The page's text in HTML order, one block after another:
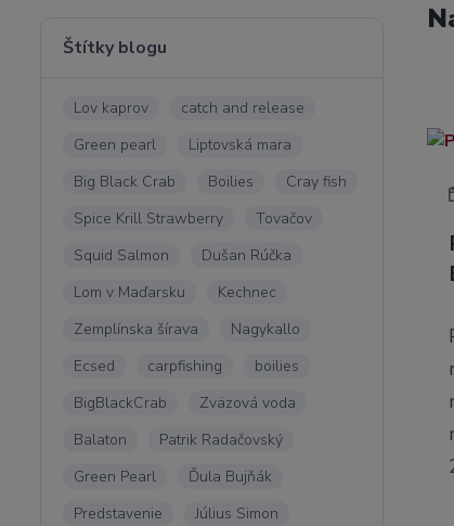
Štítky blogu
Lov kaprov
catch and release
Green pearl
Liptovská mara
Big Black Crab
Boilies
Cray fish
Spice Krill Strawberry
Tovačov
Squid Salmon
Dušan Rúčka
Lom v Maďarsku
Kechnec
Zemplínska šírava
Nagykallo
Ecsed
carpfishing
boilies
BigBlackCrab
Zväzová voda
Balaton
Patrik Radačovský
Green Pearl
Ďula Bujňák
Predstavenie
Július Simon